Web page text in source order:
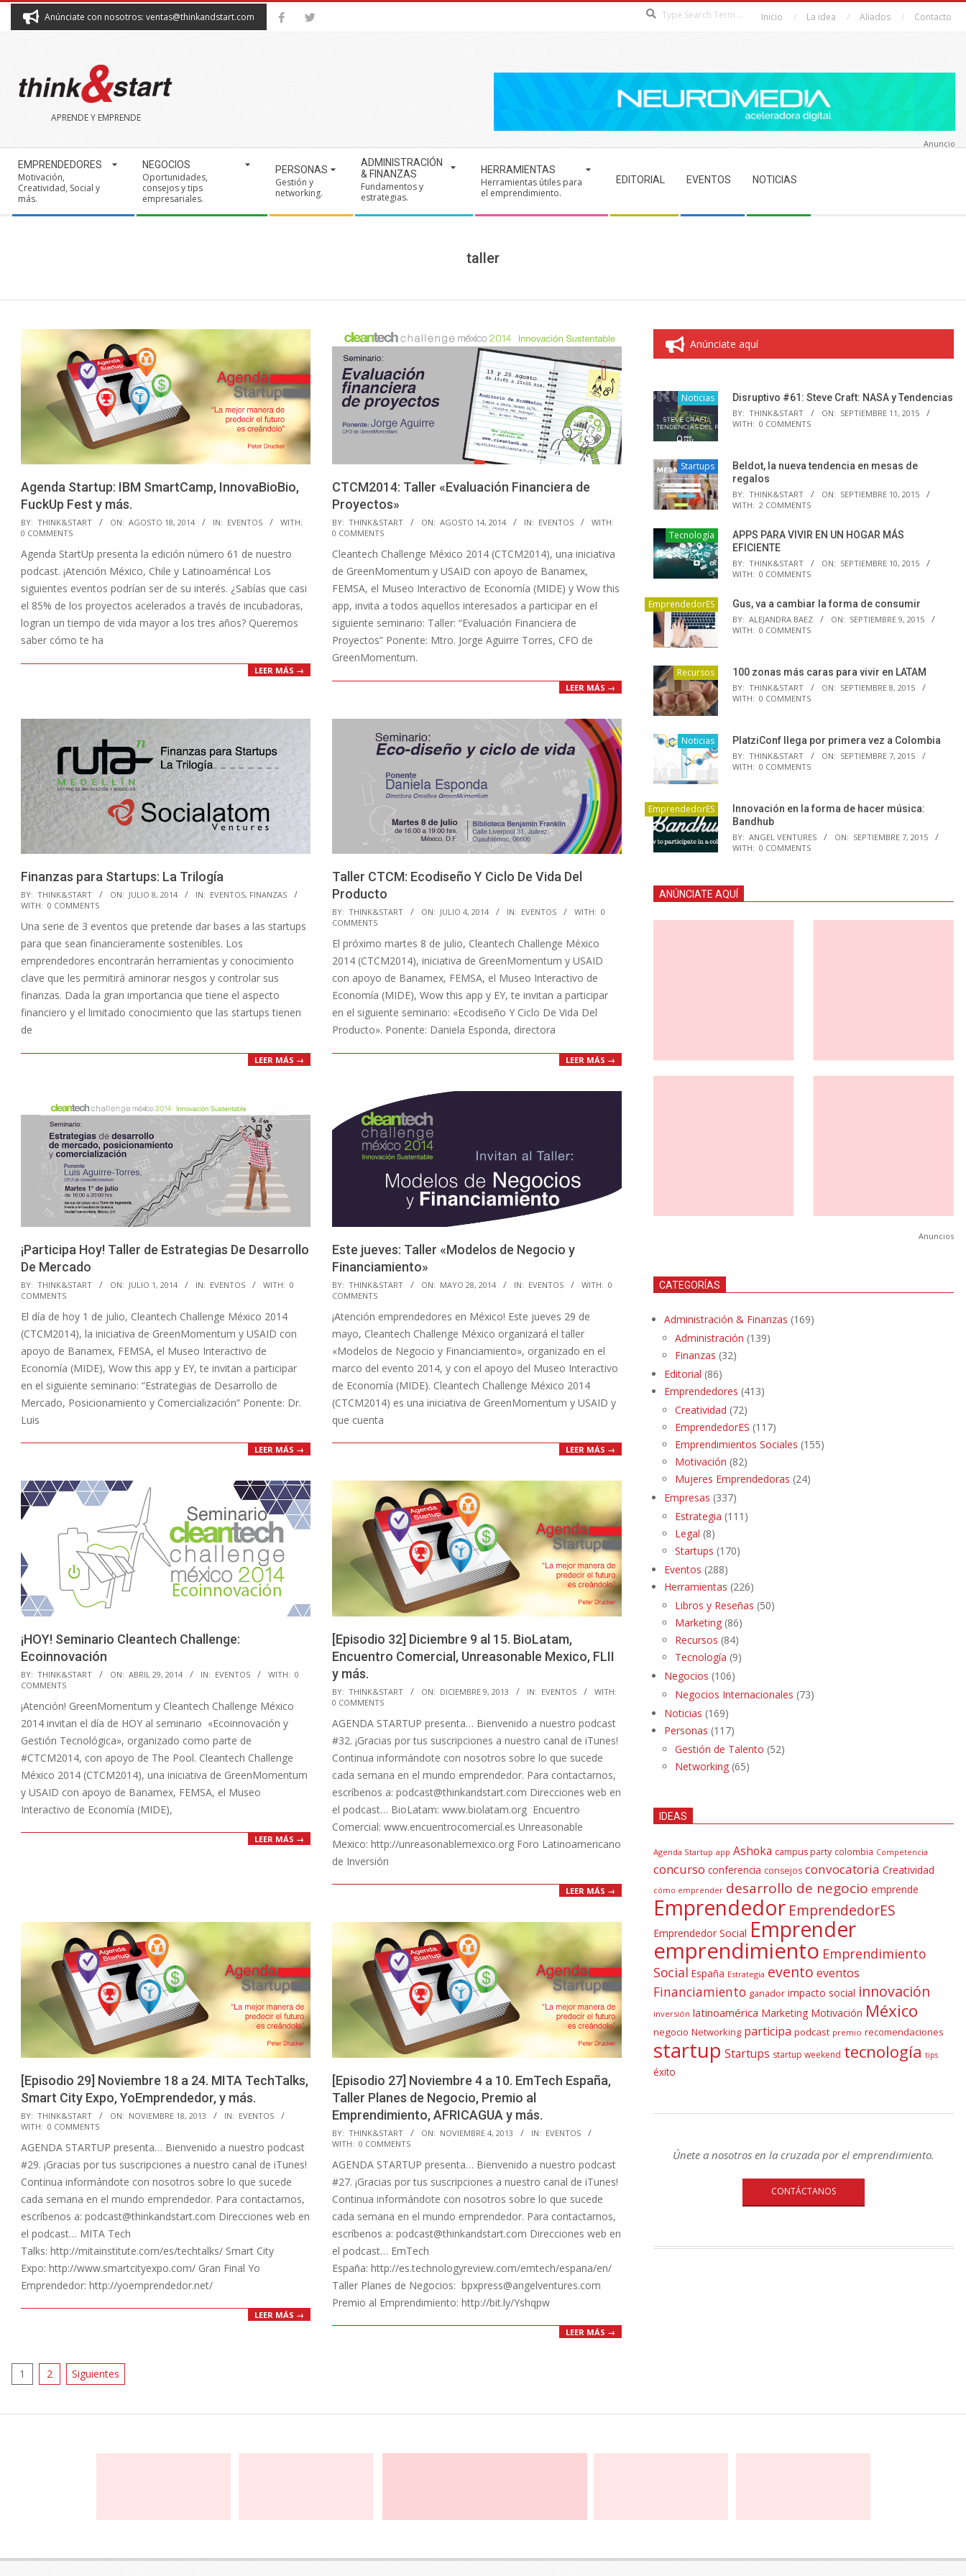
Anúnciate con nosotros: ventas@thinkandstart.com Inicio La idea Aliados Contacto
THINK&START
APRENDE Y EMPRENDE
Navigation
Menu
EMPRENDEDORES
Motivación,
Creatividad, Social y
más.
NEGOCIOS
Oportunidades,
consejos y tips
empresariales.
PERSONAS
Gestión y
networking.
ADMINISTRACIÓN
& FINANZAS
Fundamentos y
estrategias.
HERRAMIENTAS
Herramientas útiles para
el emprendimiento.
EDITORIAL EVENTOS NOTICIAS
Anuncio
taller
Agenda Startup: IBM SmartCamp, InnovaBioBio,
FuckUp Fest y más.
2014-
08-
18
BY: THINK&START ON: AGOSTO 18, 2014 IN: EVENTOS
WITH:
0 COMMENTS
Agenda StartUp presenta la edición número 61 de nuestro
podcast. ¡Atención México, Chile y Latinoamérica! Los
siguientes eventos podrían ser de su interés. ¿Sabías que casi
el 85% de los proyectos acelerados a través de incubadoras,
logran un tiempo de vida mayor a los tres años? Queremos
saber cómo te ha
LEER MÁS →
CTCM2014: Taller «Evaluación Financiera de
Proyectos»
2014-
08-
14
BY: THINK&START ON: AGOSTO 14, 2014 IN: EVENTOS
WITH:
0 COMMENTS
Cleantech Challenge México 2014 (CTCM2014), una iniciativa
de GreenMomentum y USAID con apoyo de Banamex,
FEMSA, el Museo Interactivo de Economía (MIDE) y Wow this
app, invita a todos aquellos interesados a participar en el
siguiente seminario: Taller: “Evaluación Financiera de
Proyectos” Ponente: Mtro. Jorge Aguirre Torres, CFO de
GreenMomentum.
LEER MÁS →
Finanzas para Startups: La Trilogía
2014-
07-
08
BY: THINK&START ON: JULIO 8, 2014 IN: EVENTOS, FINANZAS
WITH: 0 COMMENTS
Una serie de 3 eventos que pretende dar bases a las startups
para que sean financieramente sostenibles. Los
emprendedores encontrarán herramientas y conocimiento
clave que les permitirá aminorar riesgos‏ y controlar sus
finanzas. Dada la gran importancia que tiene el aspecto
financiero y el limitado conocimiento que las startups tienen
de
LEER MÁS →
Taller CTCM: Ecodiseño Y Ciclo De Vida Del
Producto
2014-
07-
04
BY: THINK&START ON: JULIO 4, 2014 IN: EVENTOS WITH: 0
COMMENTS
El próximo martes 8 de julio, Cleantech Challenge México
2014 (CTCM2014), iniciativa de GreenMomentum y USAID
con apoyo de Banamex, FEMSA, el Museo Interactivo de
Economía (MIDE), Wow this app y EY, te invitan a participar
en el siguiente seminario: «Ecodiseño Y Ciclo De Vida Del
Producto». Ponente: Daniela Esponda, directora
LEER MÁS →
¡Participa Hoy! Taller de Estrategias De Desarrollo
De Mercado
2014-
07-
01
BY: THINK&START ON: JULIO 1, 2014 IN: EVENTOS WITH: 0
COMMENTS
El día de hoy 1 de julio, Cleantech Challenge México 2014
(CTCM2014), la iniciativa de GreenMomentum y USAID con
apoyo de Banamex, FEMSA, el Museo Interactivo de
Economía (MIDE), Wow this app y EY, te invitan a participar
en el siguiente seminario: “Estrategias de Desarrollo de
Mercado, Posicionamiento y Comercialización” Ponente: Dr.
Luis
LEER MÁS →
Este jueves: Taller «Modelos de Negocio y
Financiamiento»
2014-
05-
28
BY: THINK&START ON: MAYO 28, 2014 IN: EVENTOS WITH: 0
COMMENTS
¡Atención emprendedores en México! Este jueves 29 de
mayo, Cleantech Challenge México organizará el taller
«Modelos de Negocio y Financiamiento», organizado en el
marco del evento 2014, y con el apoyo del Museo Interactivo
de Economía (MIDE). Cleantech Challenge México 2014
(CTCM2014) es una iniciativa de GreenMomentum y USAID y
que cuenta
LEER MÁS →
¡HOY! Seminario Cleantech Challenge:
Ecoinnovación
2014-
04-
29
BY: THINK&START ON: ABRIL 29, 2014 IN: EVENTOS WITH: 0
COMMENTS
¡Atención! GreenMomentum y Cleantech Challenge México
2014 invitan el día de HOY al seminario «Ecoinnovación y
Gestión Tecnológica», organizado como parte de
#CTCM2014, con apoyo de The Pool. Cleantech Challenge
México 2014 (CTCM2014), una iniciativa de GreenMomentum
y USAID con apoyo de Banamex, FEMSA, el Museo
Interactivo de Economía (MIDE),
LEER MÁS →
[Episodio 32] Diciembre 9 al 15. BioLatam,
Encuentro Comercial, Unreasonable Mexico, FLII
y más.
2013-
12-
09
BY: THINK&START ON: DICIEMBRE 9, 2013 IN: EVENTOS
WITH:
0 COMMENTS
AGENDA STARTUP presenta… Bienvenido a nuestro podcast
#32. ¡Gracias por tus suscripciones a nuestro canal de iTunes!
Continua informándote con nosotros sobre lo que sucede
cada semana en el mundo emprendedor. Para contactarnos,
escríbenos a: podcast@thinkandstart.com Direcciones web en
el podcast… BioLatam: www.biolatam.org Encuentro
Comercial: www.encuentrocomercial.es Unreasonable
Mexico: http://unreasonablemexico.org Foro Latinoamericano
de Inversión
LEER MÁS →
[Episodio 29] Noviembre 18 a 24. MITA TechTalks,
Smart City Expo, YoEmprendedor, y más.
2013-
11-
18
BY: THINK&START ON: NOVIEMBRE 18, 2013 IN: EVENTOS
WITH: 0 COMMENTS
AGENDA STARTUP presenta… Bienvenido a nuestro podcast
#29. ¡Gracias por tus suscripciones a nuestro canal de iTunes!
Continua informándote con nosotros sobre lo que sucede
cada semana en el mundo emprendedor. Para contactarnos,
escríbenos a: podcast@thinkandstart.com Direcciones web en
el podcast… MITA Tech
Talks: http://mitainstitute.com/es/techtalks/ Smart City
Expo: http://www.smartcityexpo.com/ Gran Final Yo
Emprendedor: http://yoemprendedor.net/
LEER MÁS →
[Episodio 27] Noviembre 4 a 10. EmTech España,
Taller Planes de Negocio, Premio al
Emprendimiento, AFRICAGUA y más.
2013-
11-
04
BY: THINK&START ON: NOVIEMBRE 4, 2013 IN: EVENTOS
WITH: 0 COMMENTS
AGENDA STARTUP presenta… Bienvenido a nuestro podcast
#27. ¡Gracias por tus suscripciones a nuestro canal de iTunes!
Continua informándote con nosotros sobre lo que sucede
cada semana en el mundo emprendedor. Para contactarnos,
escríbenos a: podcast@thinkandstart.com Direcciones web en
el podcast… EmTech
España: http://es.technologyreview.com/emtech/espana/en/
Taller Planes de Negocios: bpxpress@angelventures.com
Premio al Emprendimiento: http://bit.ly/Yshqpw
LEER MÁS →
Paginación
entradas
1 2 Siguientes
Anúnciate aquí
Noticias Disruptivo #61: Steve Craft: NASA y Tendencias
BY: THINK&START ON: SEPTIEMBRE 11, 2015
WITH: 0 COMMENTS
Startups
Beldot, la nueva tendencia en mesas de
regalos
BY: THINK&START ON: SEPTIEMBRE 10, 2015
WITH: 2 COMMENTS
Tecnología
APPS PARA VIVIR EN UN HOGAR MÁS
EFICIENTE
BY: THINK&START ON: SEPTIEMBRE 10, 2015
WITH: 0 COMMENTS
EmprendedorES Gus, va a cambiar la forma de consumir
BY: ALEJANDRA BAEZ ON: SEPTIEMBRE 9, 2015
WITH: 0 COMMENTS
Recursos 100 zonas más caras para vivir en LATAM
BY: THINK&START ON: SEPTIEMBRE 8, 2015
WITH: 0 COMMENTS
Noticias PlatziConf llega por primera vez a Colombia
BY: THINK&START ON: SEPTIEMBRE 7, 2015
WITH: 0 COMMENTS
EmprendedorES
Innovación en la forma de hacer música:
Bandhub
BY: ANGEL VENTURES ON: SEPTIEMBRE 7, 2015
WITH: 0 COMMENTS
ANÚNCIATE AQUÍ
Anuncios
CATEGORÍAS
Administración & Finanzas (169)
Administración (139)
Finanzas (32)
Editorial (86)
Emprendedores (413)
Creatividad (72)
EmprendedorES (117)
Emprendimientos Sociales (155)
Motivación (82)
Mujeres Emprendedoras (24)
Empresas (337)
Estrategia (111)
Legal (8)
Startups (170)
Eventos (288)
Herramientas (226)
Libros y Reseñas (50)
Marketing (86)
Recursos (84)
Tecnología (9)
Negocios (106)
Negocios Internacionales (73)
Noticias (169)
Personas (117)
Gestión de Talento (52)
Networking (65)
IDEAS
Agenda Startup app Ashoka campus party colombia Competencia
concurso conferencia consejos convocatoria Creatividad
cómo emprender desarrollo de negocio emprende
Emprendedor EmprendedorES
Emprendedor Social Emprender
emprendimiento Emprendimiento
Social España Estrategia evento eventos
Financiamiento ganador impacto social innovación
inversión latinoamérica Marketing Motivación México
negocio Networking participa podcast premio recomendaciones
startup Startups startup weekend tecnología tips
éxito
Únete a nosotros en la cruzada por el emprendimiento.
CONTÁCTANOS